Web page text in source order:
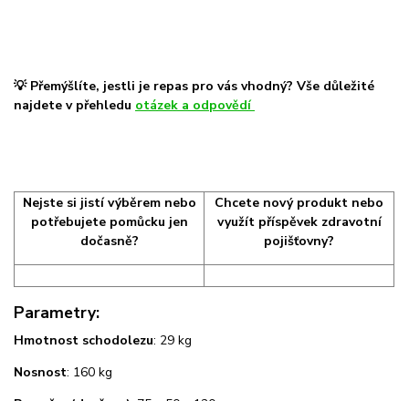
💡 Přemýšlíte, jestli je repas pro vás vhodný? Vše důležité
najdete v přehledu otázek a odpovědí
Nejste si jistí výběrem nebo
potřebujete pomůcku jen
dočasně?
Chcete nový produkt nebo
využít příspěvek zdravotní
pojišťovny?
Parametry:
Hmotnost schodolezu: 29 kg
Nosnost: 160 kg